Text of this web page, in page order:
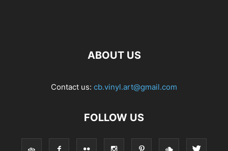
ABOUT US
Contact us: cb.vinyl.art@gmail.com
FOLLOW US